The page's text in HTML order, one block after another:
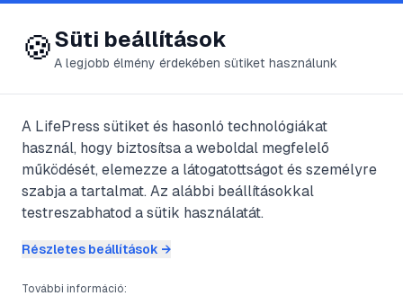
😍 LifePress
2022. június 21.·5perc olvasás
Homoszexuális
férfiak a
társadalomban
🍪Süti beállítások
A legjobb élmény érdekében sütiket használunk
A LifePress sütiket és hasonló technológiákat
használ, hogy biztosítsa a weboldal megfelelő
működését, elemezze a látogatottságot és személyre
szabja a tartalmat. Az alábbi beállításokkal
testreszabhatod a sütik használatát.
Részletes beállítások →
További információ: